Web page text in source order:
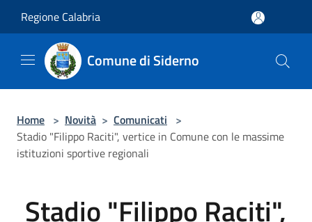
Regione Calabria
Comune di Siderno
Home > Novità > Comunicati >
Stadio "Filippo Raciti", vertice in Comune con le massime
istituzioni sportive regionali
Stadio "Filippo Raciti",